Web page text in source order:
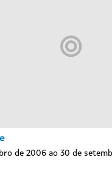
de 2006 ao 30 de